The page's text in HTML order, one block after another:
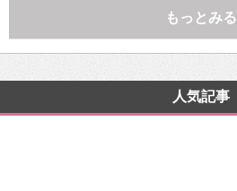
もっとみる
人気記事